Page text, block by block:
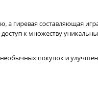
а гиревая составляющая
к множеству
покупок и